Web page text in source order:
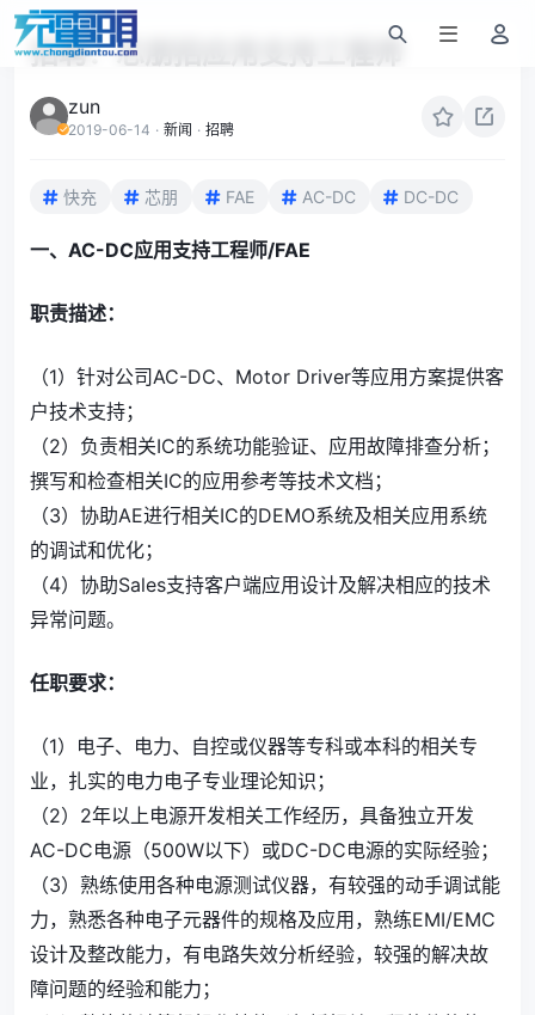
招聘：芯朋招应用支持工程师
zun
2019-06-14 · 新闻 · 招聘
快充 芯朋 FAE AC-DC DC-DC
一、AC-DC应用支持工程师/FAE
职责描述：
（1）针对公司AC-DC、Motor Driver等应用方案提供客
户技术支持；
（2）负责相关IC的系统功能验证、应用故障排查分析；
撰写和检查相关IC的应用参考等技术文档；
（3）协助AE进行相关IC的DEMO系统及相关应用系统
的调试和优化；
（4）协助Sales支持客户端应用设计及解决相应的技术
异常问题。
任职要求：
（1）电子、电力、自控或仪器等专科或本科的相关专
业，扎实的电力电子专业理论知识；
（2）2年以上电源开发相关工作经历，具备独立开发
AC-DC电源（500W以下）或DC-DC电源的实际经验；
（3）熟练使用各种电源测试仪器，有较强的动手调试能
力，熟悉各种电子元器件的规格及应用，熟练EMI/EMC
设计及整改能力，有电路失效分析经验，较强的解决故
障问题的经验和能力；